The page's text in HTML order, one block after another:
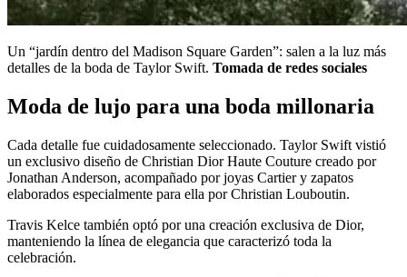
Un “jardín dentro del Madison Square Garden”: salen a la luz más
detalles de la boda de Taylor Swift. Tomada de redes sociales
Moda de lujo para una boda millonaria
Cada detalle fue cuidadosamente seleccionado. Taylor Swift vistió
un exclusivo diseño de Christian Dior Haute Couture creado por
Jonathan Anderson, acompañado por joyas Cartier y zapatos
elaborados especialmente para ella por Christian Louboutin.
Travis Kelce también optó por una creación exclusiva de Dior,
manteniendo la línea de elegancia que caracterizó toda la
celebración.